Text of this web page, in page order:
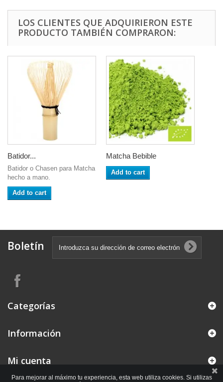
LOS CLIENTES QUE ADQUIRIERON ESTE
PRODUCTO TAMBIÉN COMPRARON:
Batidor...
Batidor o Chasen para Matcha
hecho a mano.
Add to cart
Matcha Bebible
Add to cart
Boletín
Categorías
Información
Mi cuenta
Para mejorar al máximo tu experiencia, esta web utiliza cookies. Si utilizas